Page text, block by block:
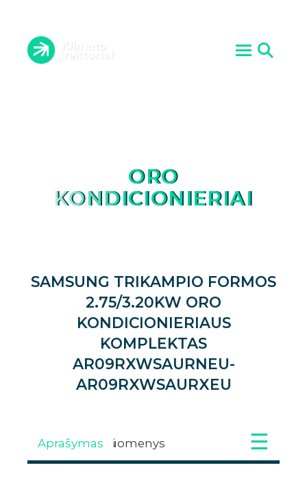
ORO
KONDICIONIERIAI
SAMSUNG TRIKAMPIO FORMOS
2.75/3.20KW ORO
KONDICIONIERIAUS
KOMPLEKTAS
AR09RXWSAURNEU-
AR09RXWSAURXEU
Aprašymas
Techniniai duomenys
Atsisiuntimai
Galerija
Video